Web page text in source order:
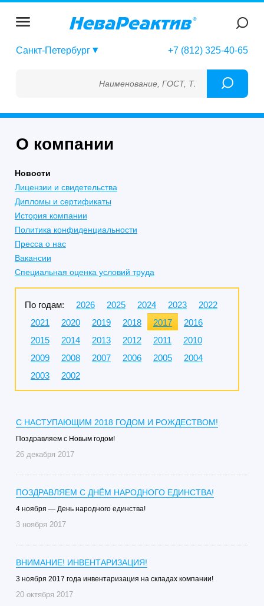
Санкт-Петербург +7 (812) 325-40-65
Наименование, ГОСТ, ТУ, ГСО, МСО, ОСО,
О компании
Новости
Лицензии и свидетельства
Дипломы и сертификаты
История компании
Политика конфиденциальности
Пресса о нас
Вакансии
Специальная оценка условий труда
По годам: 2026 2025 2024 2023
2022
2021
2020 2019 2018 2017
2016
2015
2014 2013 2012 2011
2010
2009
2008 2007 2006 2005
2004
2003
2002
С НАСТУПАЮЩИМ 2018 ГОДОМ И РОЖДЕСТВОМ!
Поздравляем с Новым годом!
26 декабря 2017
ПОЗДРАВЛЯЕМ С ДНЁМ НАРОДНОГО ЕДИНСТВА!
4 ноября — День народного единства!
3 ноября 2017
ВНИМАНИЕ! ИНВЕНТАРИЗАЦИЯ!
3 ноября 2017 года инвентаризация на складах компании!
20 октября 2017